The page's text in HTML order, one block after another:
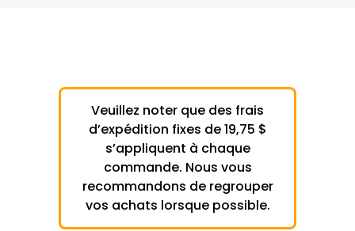
Veuillez noter que des frais
d’expédition fixes de 19,75 $
s’appliquent à chaque
commande. Nous vous
recommandons de regrouper
vos achats lorsque possible.